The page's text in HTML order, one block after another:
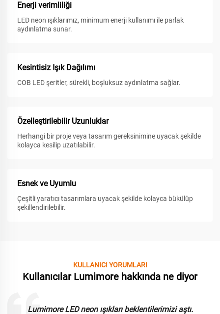
Enerji verimliliği
LED neon ışıklarımız, minimum enerji kullanımı ile parlak
aydınlatma sunar.
Kesintisiz Işık Dağılımı
COB LED şeritler, sürekli, boşluksuz aydınlatma sağlar.
Özelleştirilebilir Uzunluklar
Herhangi bir proje veya tasarım gereksinimine uyacak şekilde
kolayca kesilip uzatılabilir.
Esnek ve Uyumlu
Çeşitli yaratıcı tasarımlara uyacak şekilde kolayca bükülüp
şekillendirilebilir.
KULLANICI YORUMLARI
Kullanıcılar Lumimore hakkında ne diyor
Lumimore LED neon ışıkları beklentilerimizi aştı.